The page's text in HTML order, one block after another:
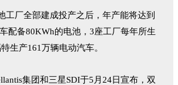
工厂全部建成投产之后，年产能将达到
配备80KWh的电池，3座工厂每年所生
生产161万辆电动汽车。
集团和三星SDI于5月24日宣布，双